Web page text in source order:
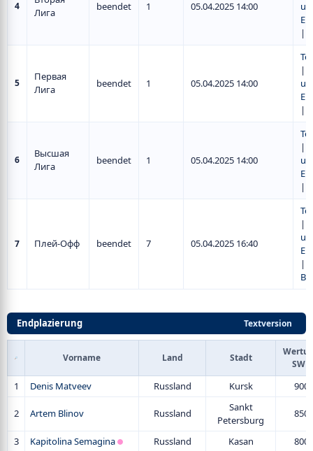
4
Лига
beendet 1 05.04.2025 14:00
|
5
Первая
Лига
beendet 1 05.04.2025 14:00
|
|
6
Высшая
Лига
beendet 1 05.04.2025 14:00
|
|
7 Плей-Офф beendet 7 05.04.2025 16:40
|
|
Textversion
Endplazierung
Vorname Land Stadt
SWR
1 Denis Matveev Russland Kursk 900
2 Artem Blinov Russland
Sankt
Petersburg
850
3 Kapitolina Semagina Russland Kasan 800